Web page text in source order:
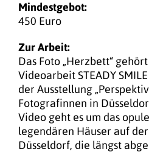
Mindestgebot:
450 Euro
Zur Arbeit:
Das Foto „Herzbett“
Videoarbeit STEADY
der Ausstellung
Fotografinnen in
Video geht es um das
legendären Häuser auf
Düsseldorf, die längst